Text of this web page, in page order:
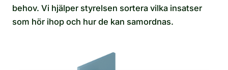
behov. Vi hjälper styrelsen sortera vilka insatser
som hör ihop och hur de kan samordnas.